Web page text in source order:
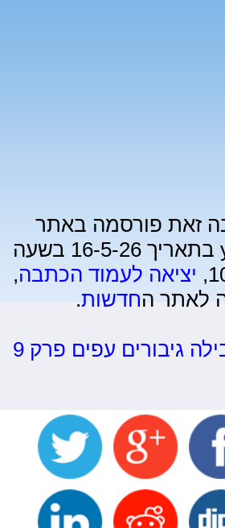
זאת פורסמה באתר
ynet בתאריך 16-5-26 בשעה
יציאה לעמוד הכתבה,
לאתר החדשות.
גיבורים עפים פרק 9